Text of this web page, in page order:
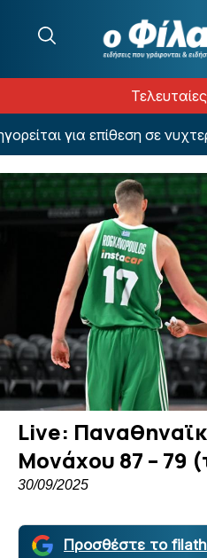
για επίθεση σε
Live:
Μονάχου 87 – 79
30/09/2025
Προσθέστε το